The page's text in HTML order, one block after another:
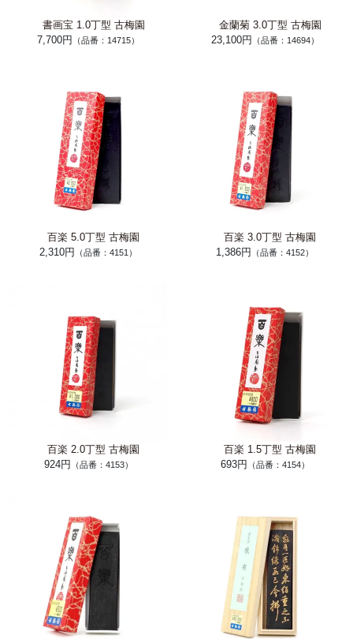
書画宝 1.0丁型 古梅園
7,700円
（品番：14715）
金蘭菊 3.0丁型 古梅園
23,100円
（品番：14694）
百楽 5.0丁型 古梅園
2,310円
（品番：4151）
百楽 3.0丁型 古梅園
1,386円
（品番：4152）
百楽 2.0丁型 古梅園
924円
（品番：4153）
百楽 1.5丁型 古梅園
693円
（品番：4154）